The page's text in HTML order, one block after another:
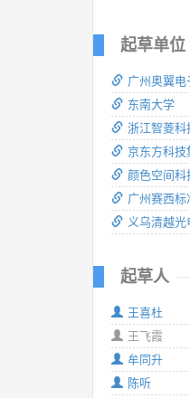
起草单位
广州奥翼电
东南大学
浙江智菱科
京东方科技
颜色空间科
广州赛西标
义乌清越光
起草人
王喜杜
王飞霞
牟同升
陈听